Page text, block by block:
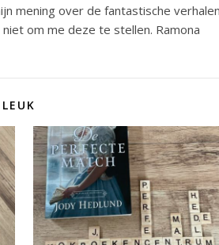
mening over de fantastische verhalen
om me deze te stellen. Ramona